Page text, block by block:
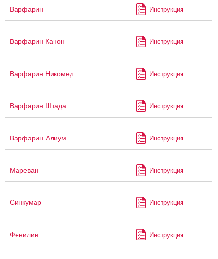
Варфарин Инструкция
Варфарин Канон Инструкция
Варфарин Никомед Инструкция
Варфарин Штада Инструкция
Варфарин-Алиум Инструкция
Мареван Инструкция
Синкумар Инструкция
Фенилин Инструкция